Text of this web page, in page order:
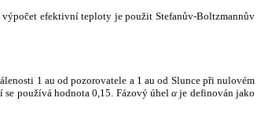
výpočet efektivní teploty je použit Stefanův-Boltzmannův
1 au od pozorovatele a 1 au od Slunce při nulovém
se používá hodnota 0,15. Fázový úhelα je definován jako